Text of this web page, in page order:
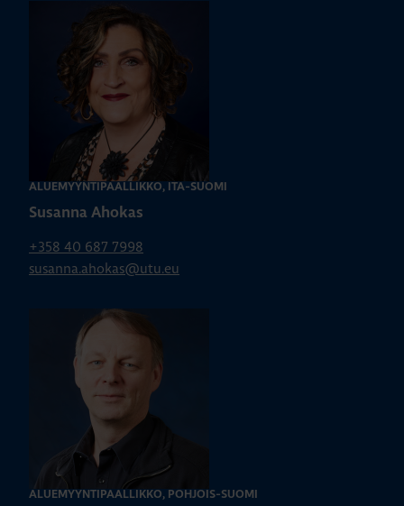
ALUEMYYNTIPÄÄLLIKKÖ, ITÄ-SUOMI
Susanna Ahokas
+358 40 687 7998
susanna.ahokas@utu.eu
ALUEMYYNTIPÄÄLLIKKÖ, POHJOIS-SUOMI